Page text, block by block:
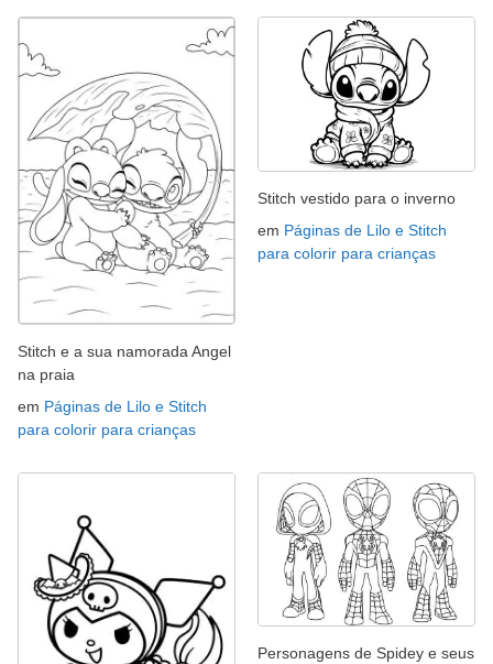
Stitch e a sua namorada Angel
na praia
em Páginas de Lilo e Stitch
para colorir para crianças
Stitch vestido para o inverno
em Páginas de Lilo e Stitch
para colorir para crianças
Personagens de Spidey e seus